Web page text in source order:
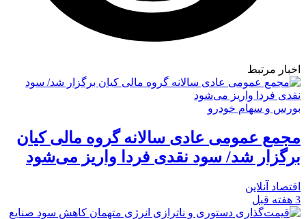
اخبار مرتبط
بورس و سهام خودرو
مجمع عمومی عادی سالانه گروه مالی کیان
برگزار شد/ سود نقدی فردا واریز می‌شود
اقتصاد آنلاین
3 هفته قبل